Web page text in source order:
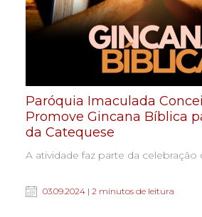
Paróquia Imaculada
Promove Gincana Bíblica
da Catequese
A atividade faz parte da
03.09.2024 | 2 minutos de leitura